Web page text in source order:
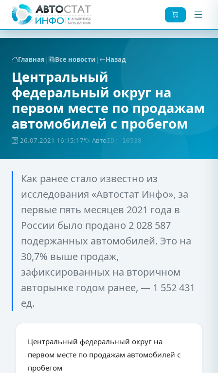
Главная | Все новости| Назад
Центральный
федеральный округ на
первом месте по продажам
автомобилей с пробегом
26.07.2021 16:15:17 АвтоID: 10538
Как ранее стало известно из
исследования «Автостат Инфо», за
первые пять месяцев 2021 года в
России было продано 2 028 587
подержанных автомобилей. Это на
30,7% выше продаж,
зафиксированных на вторичном
авторынке годом ранее, — 1 552 431
ед.
Центральный федеральный округ на
первом месте по продажам автомобилей с
пробегом